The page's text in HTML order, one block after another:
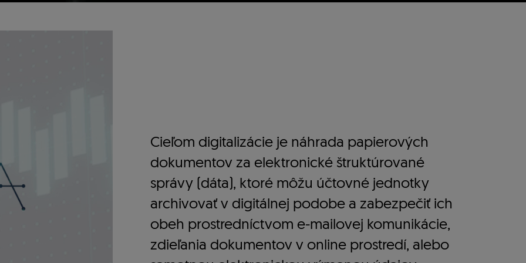
Cieľom digitalizácie je náhrada papierových
dokumentov za elektronické štruktúrované
správy (dáta), ktoré môžu účtovné jednotky
archivovať v digitálnej podobe a zabezpečiť ich
obeh prostredníctvom e-mailovej komunikácie,
zdieľania dokumentov v online prostredí, alebo